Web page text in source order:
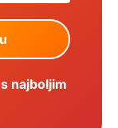
najboljim